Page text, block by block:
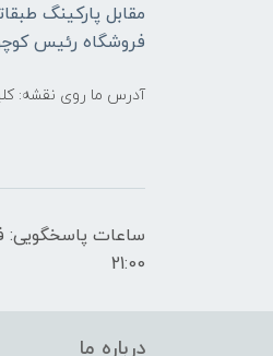
مقابل پارکینگ
فروشگاه رئیس
آدرس ما روی نقشه:
21:00
درباره ما